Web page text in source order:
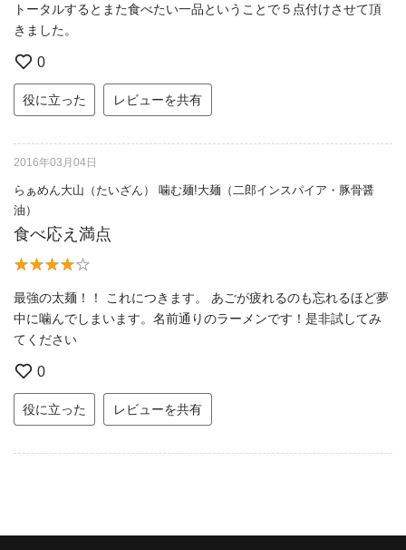
トータルするとまた食べたい一品ということで５点付けさせて頂
きました。
0
役に立った レビューを共有
2016年03月04日
らぁめん大山（たいざん） 噛む麺!大麺（二郎インスパイア・豚骨醤
油）
食べ応え満点
最強の太麺！！ これにつきます。 あごが疲れるのも忘れるほど夢
中に噛んでしまいます。名前通りのラーメンです！是非試してみ
てください
0
役に立った レビューを共有